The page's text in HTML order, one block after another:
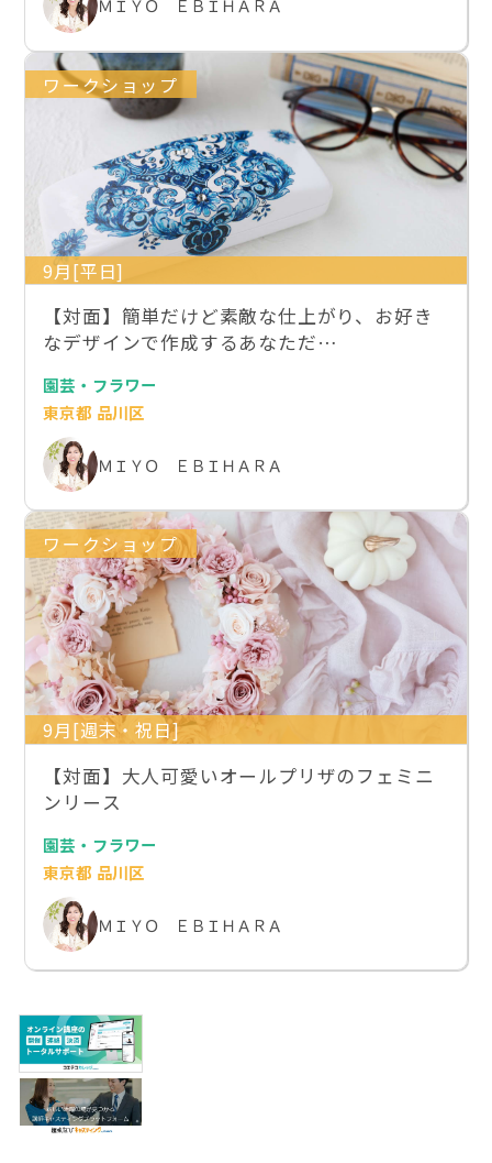
ＭＩＹＯ ＥＢＩＨＡＲＡ
ワークショップ
9月[平日]
【対面】簡単だけど素敵な仕上がり、お好き
なデザインで作成するあなただ…
園芸・フラワー
東京都 品川区
ＭＩＹＯ ＥＢＩＨＡＲＡ
ワークショップ
9月[週末・祝日]
【対面】大人可愛いオールプリザのフェミニ
ンリース
園芸・フラワー
東京都 品川区
ＭＩＹＯ ＥＢＩＨＡＲＡ